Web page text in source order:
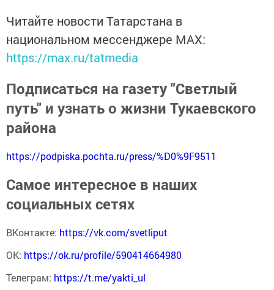
Читайте новости Татарстана в
национальном мессенджере MАХ:
https://max.ru/tatmedia
Подписаться на газету "Светлый
путь" и узнать о жизни Тукаевского
района
https://podpiska.pochta.ru/press/%D0%9F9511
Самое интересное в наших
социальных сетях
ВКонтакте: https://vk.com/svetliput
ОК: https://ok.ru/profile/590414664980
Телеграм: https://t.me/yakti_ul